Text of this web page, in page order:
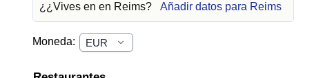
¿¿Vives en en Reims? Añadir datos para Reims
Moneda: